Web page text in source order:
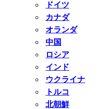
ドイツ
カナダ
オランダ
中国
ロシア
インド
ウクライナ
トルコ
北朝鮮